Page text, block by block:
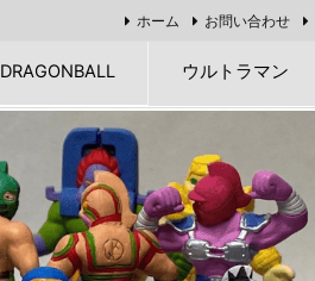
DRAGONBALL ウルトラマン
ホーム お問い合わせ